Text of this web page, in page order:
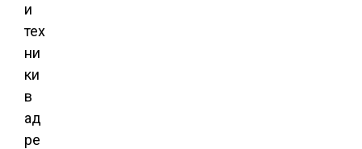
и
тех
ни
ки
в
ад
ре